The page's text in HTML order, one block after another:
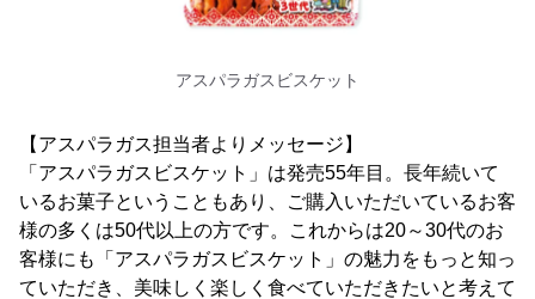
アスパラガスビスケット
【アスパラガス担当者よりメッセージ】
「アスパラガスビスケット」は発売55年目。長年続いて
いるお菓子ということもあり、ご購入いただいているお客
様の多くは50代以上の方です。これからは20～30代のお
客様にも「アスパラガスビスケット」の魅力をもっと知っ
ていただき、美味しく楽しく食べていただきたいと考えて